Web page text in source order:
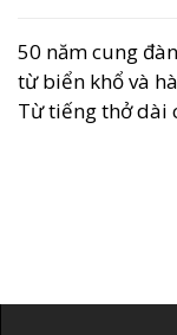
50 năm cung
từ biển khổ và
Từ tiếng thở dài